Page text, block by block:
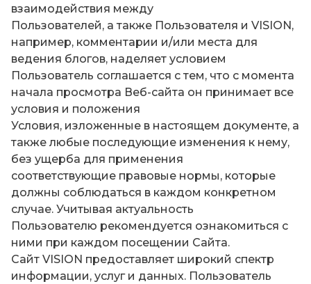
взаимодействия между
Пользователей, а также Пользователя и VISION,
например, комментарии и/или места для
ведения блогов, наделяет условием
Пользователь соглашается с тем, что с момента
начала просмотра Веб-сайта он принимает все
условия и положения
Условия, изложенные в настоящем документе, а
также любые последующие изменения к нему,
без ущерба для применения
соответствующие правовые нормы, которые
должны соблюдаться в каждом конкретном
случае. Учитывая актуальность
Пользователю рекомендуется ознакомиться с
ними при каждом посещении Сайта.
Сайт VISION предоставляет широкий спектр
информации, услуг и данных. Пользователь